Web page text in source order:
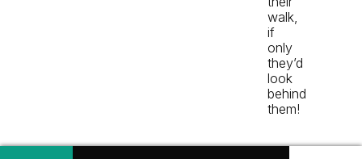
walk,
if
only
they’d
look
behind
them!